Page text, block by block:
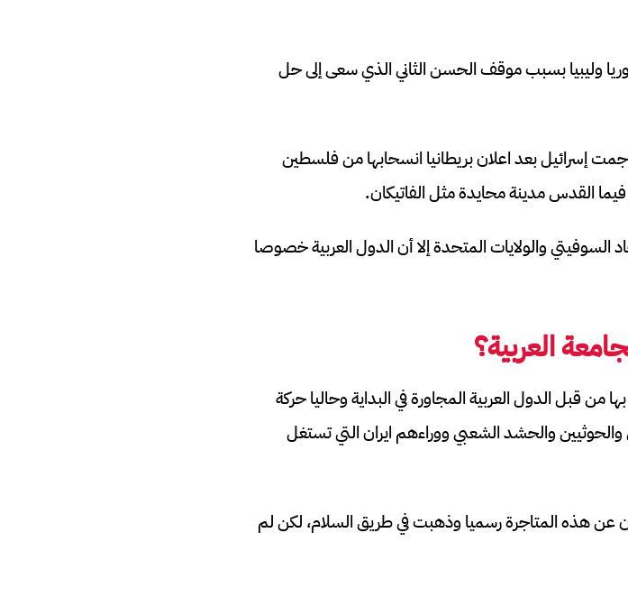
وليبيا بسبب موقف الحسن الثاني الذي سعى إلى حل
إسرائيل بعد اعلان بريطانيا انسحابها من فلسطين
فيما القدس مدينة محايدة مثل الفاتيكان.
السوفيتي والولايات المتحدة إلا أن الدول العربية خصوصا
العربية؟
قبل الدول العربية المجاورة في البداية وحاليا حركة
والحشد الشعبي ووراءهم ايران التي تستغل
عن هذه المتاجرة رسميا وذهبت في طريق السلام، لكن لم